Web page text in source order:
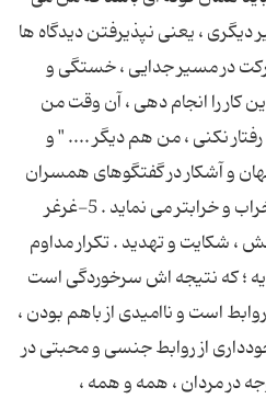
، یعنی نپذیرفتن دیدگاه ها
در مسیر جدایی ، خستگی و
این کار را انجام دهی ، آن وقت من
نکنی ، من هم دیگر .... " و
و آشکار در گفتگوهای همسران
زده می شود ، و مدام روابط را خراب و خرابتر می نماید . 5-غرغر
، شکایت و تهدید . تکرار مداوم
؛ که نتیجه اش سرخوردگی است
است و ناامیدی از باهم بودن ،
، ... 6-تنبیه خودداری از روابط جنسی و محبتی در
در مردان ، همه و همه ،